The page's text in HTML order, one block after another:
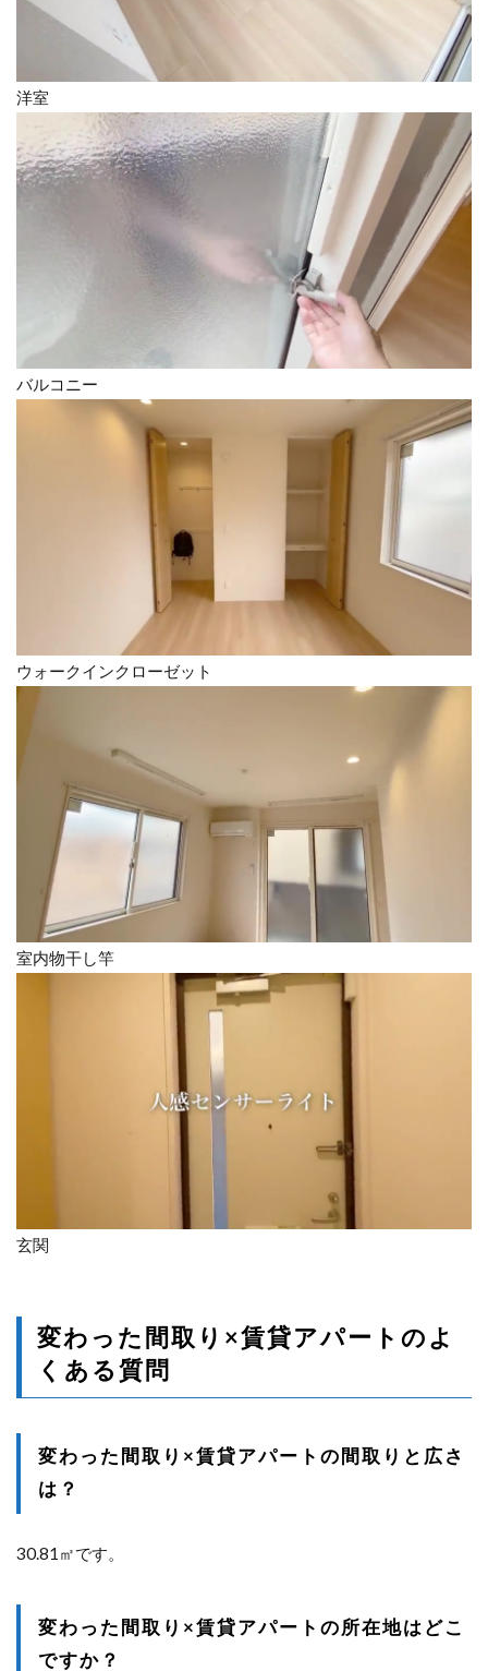
洋室
バルコニー
ウォークインクローゼット
室内物干し竿
玄関
変わった間取り×賃貸アパートのよ
くある質問
変わった間取り×賃貸アパートの間取りと広さ
は？
30.81㎡です。
変わった間取り×賃貸アパートの所在地はどこ
ですか？